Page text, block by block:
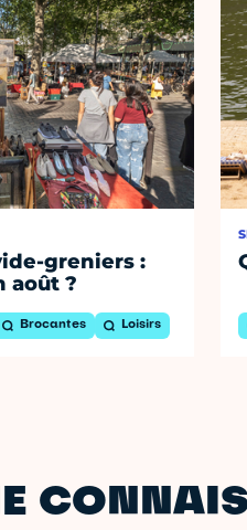
greniers :
août ?
Brocantes Loisirs